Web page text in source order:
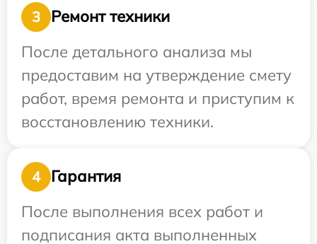
3
Ремонт техники
После детального анализа мы
предоставим на утверждение смету
работ, время ремонта и приступим к
восстановлению техники.
4
Гарантия
После выполнения всех работ и
подписания акта выполненных